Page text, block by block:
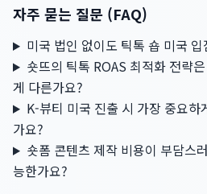
자주 묻는 질문 (FAQ)
미국 법인 없이도 틱톡 숍 미국
숏뜨의 틱톡 ROAS 최적화 전략
게 다른가요?
K-뷰티 미국 진출 시 가장 중요하
가요?
숏폼 콘텐츠 제작 비용이 부담스
능한가요?